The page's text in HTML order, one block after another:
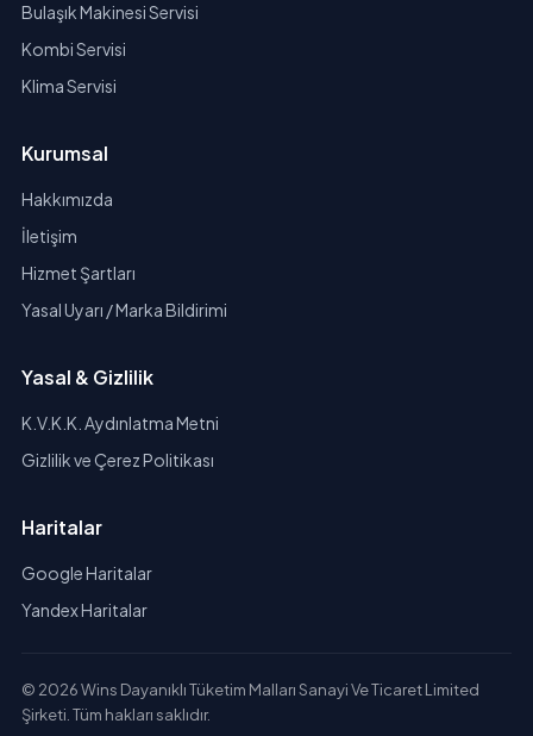
Bulaşık Makinesi Servisi
Kombi Servisi
Klima Servisi
Kurumsal
Hakkımızda
İletişim
Hizmet Şartları
Yasal Uyarı / Marka Bildirimi
Yasal & Gizlilik
K.V.K.K. Aydınlatma Metni
Gizlilik ve Çerez Politikası
Haritalar
Google Haritalar
Yandex Haritalar
© 2026 Wins Dayanıklı Tüketim Malları Sanayi Ve Ticaret Limited
Şirketi. Tüm hakları saklıdır.